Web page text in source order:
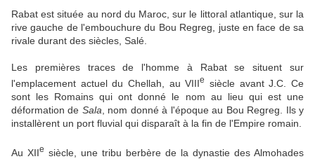
Rabat est située au nord du Maroc, sur le littoral atlantique, sur la
rive gauche de l'embouchure du Bou Regreg, juste en face de sa
rivale durant des siècles, Salé.
Les premières traces de l'homme à Rabat se situent sur
l'emplacement actuel du Chellah, au VIIIe
siècle avant J.C. Ce
sont les Romains qui ont donné le nom au lieu qui est une
déformation de Sala , nom donné à l'époque au Bou Regreg. Ils y
installèrent un port fluvial qui disparaît à la fin de l'Empire romain.
Au XIIe siècle, une tribu berbère de la dynastie des Almohades